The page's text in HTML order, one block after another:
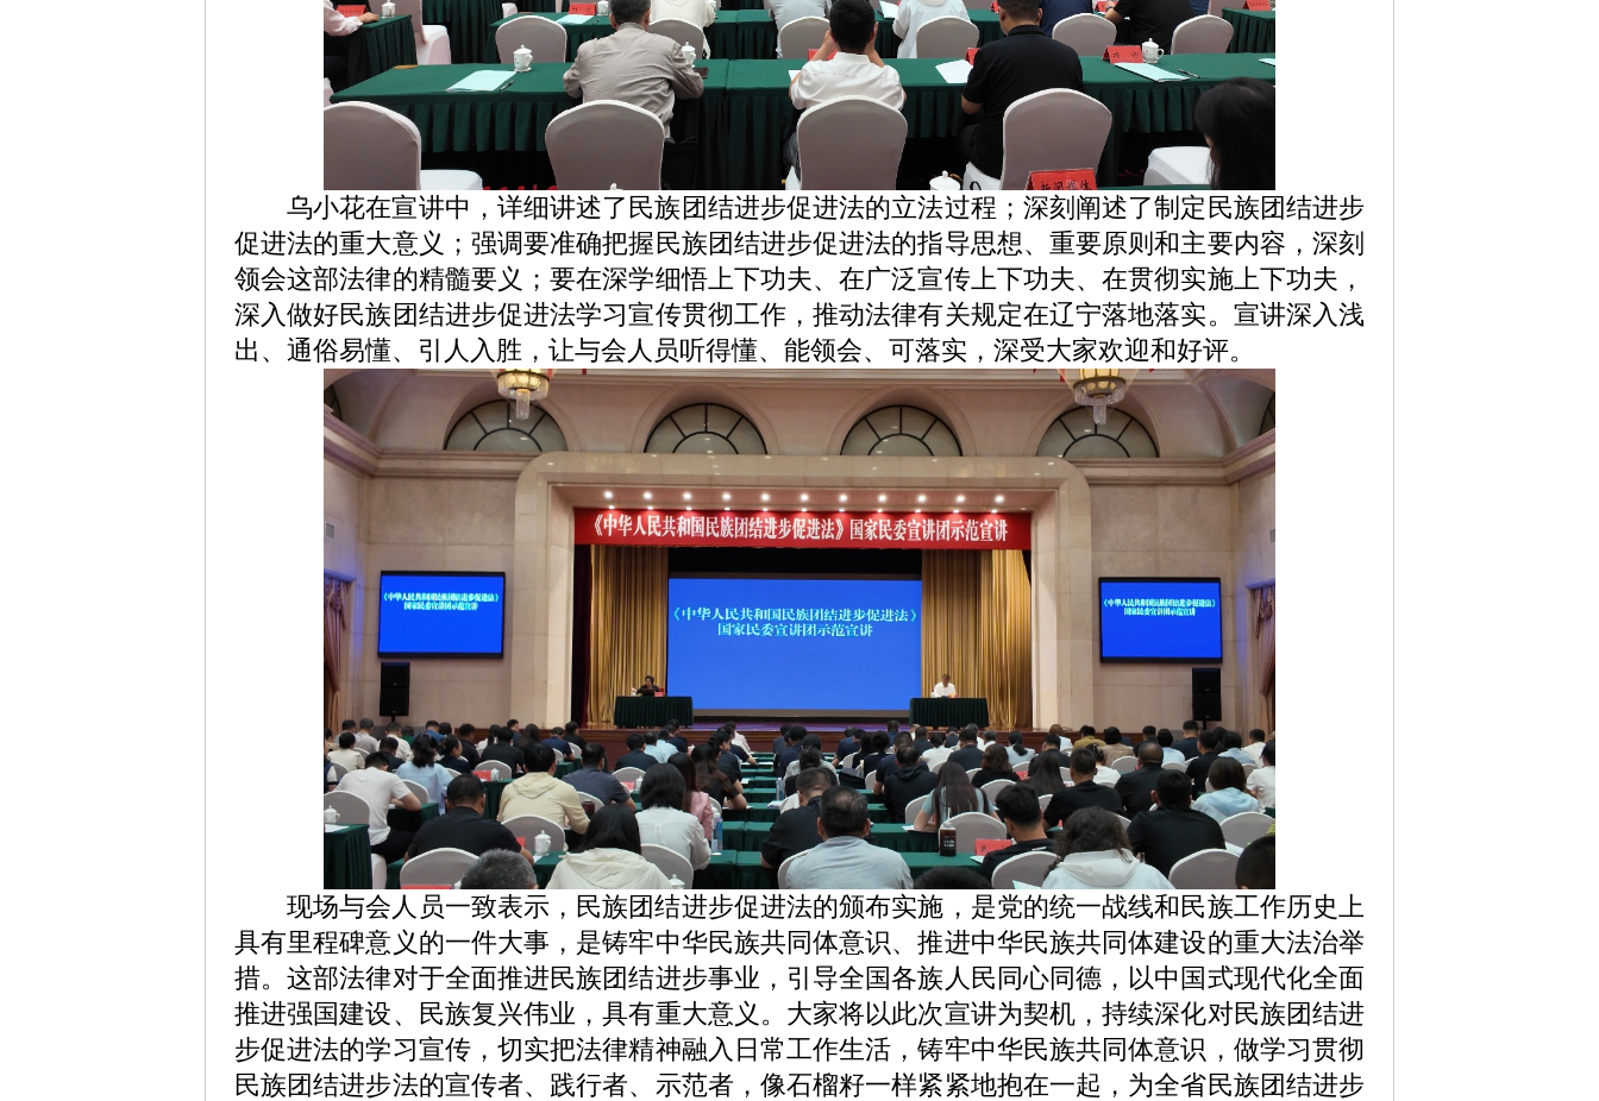
乌小花在宣讲中，详细讲述了民族团结进步促进法的立法过程；深刻阐述了制定民族团结进步
促进法的重大意义；强调要准确把握民族团结进步促进法的指导思想、重要原则和主要内容，深刻
领会这部法律的精髓要义；要在深学细悟上下功夫、在广泛宣传上下功夫、在贯彻实施上下功夫，
深入做好民族团结进步促进法学习宣传贯彻工作，推动法律有关规定在辽宁落地落实。宣讲深入浅
出、通俗易懂、引人入胜，让与会人员听得懂、能领会、可落实，深受大家欢迎和好评。
现场与会人员一致表示，民族团结进步促进法的颁布实施，是党的统一战线和民族工作历史上
具有里程碑意义的一件大事，是铸牢中华民族共同体意识、推进中华民族共同体建设的重大法治举
措。这部法律对于全面推进民族团结进步事业，引导全国各族人民同心同德，以中国式现代化全面
推进强国建设、民族复兴伟业，具有重大意义。大家将以此次宣讲为契机，持续深化对民族团结进
步促进法的学习宣传，切实把法律精神融入日常工作生活，铸牢中华民族共同体意识，做学习贯彻
民族团结进步法的宣传者、践行者、示范者，像石榴籽一样紧紧地抱在一起，为全省民族团结进步